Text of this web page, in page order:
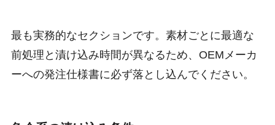
最も実務的なセクションです。素材ごとに最適な
前処理と漬け込み時間が異なるため、OEMメーカ
ーへの発注仕様書に必ず落とし込んでください。